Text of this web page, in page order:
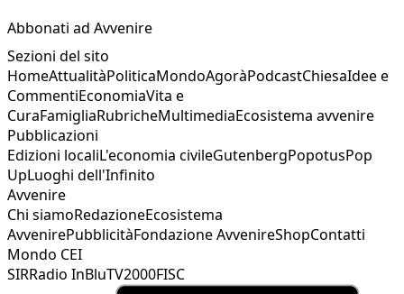
Abbonati ad Avvenire
Sezioni del sito
HomeAttualitàPoliticaMondoAgoràPodcastChiesaIdee e
CommentiEconomiaVita e
CuraFamigliaRubricheMultimediaEcosistema avvenire
Pubblicazioni
Edizioni localiL'economia civileGutenbergPopotusPop
UpLuoghi dell'Infinito
Avvenire
Chi siamoRedazioneEcosistema
AvvenirePubblicitàFondazione AvvenireShopContatti
Mondo CEI
SIRRadio InBluTV2000FISC